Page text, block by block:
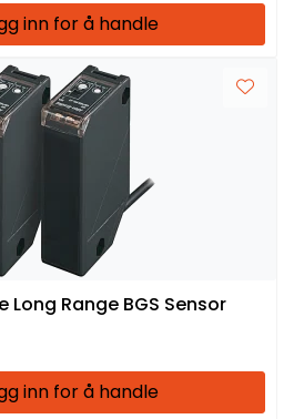
inn for å handle
Long Range BGS Sensor
inn for å handle